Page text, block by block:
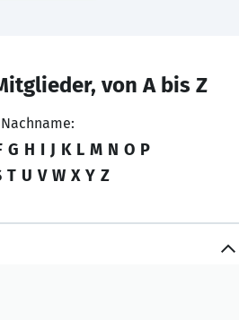
von A bis Z
Nachname:
G H I J K L M N O P
T U V W X Y Z